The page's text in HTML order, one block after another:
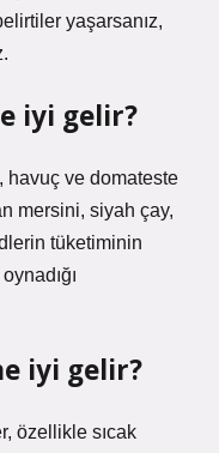
yaşarsanız,
iyi gelir?
havuç ve domateste
mersini, siyah çay,
tüketiminin
iyi gelir?
özellikle sıcak